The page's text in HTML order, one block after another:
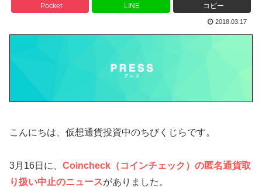
Pocket LINE コピー
2018.03.17
こんにちは、仮想通貨投資中のちびくじらです。
3月16日に、 Coincheck（コインチェック）の匿名通貨取
り扱い中止のニュースがありました。